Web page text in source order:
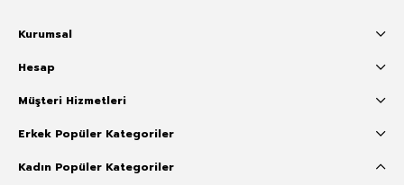
Kurumsal
Hesap
Müşteri Hizmetleri
Erkek Popüler Kategoriler
Kadın Popüler Kategoriler